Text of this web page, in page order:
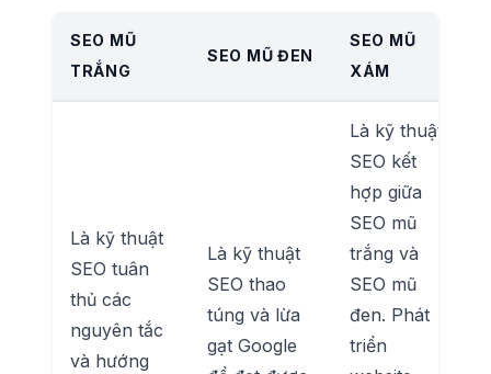
SEO MŨ
TRẮNG
SEO MŨ ĐEN
SEO MŨ
XÁM
Là kỹ thuật
SEO tuân
thủ các
nguyên tắc
và hướng
Là kỹ thuật
SEO thao
túng và lừa
gạt Google
Là kỹ thuật
SEO kết
hợp giữa
SEO mũ
trắng và
SEO mũ
đen. Phát
triển